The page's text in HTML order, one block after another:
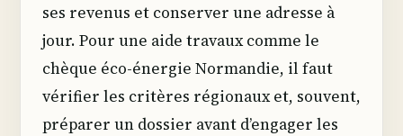
ses revenus et conserver une adresse à
jour. Pour une aide travaux comme le
chèque éco-énergie Normandie, il faut
vérifier les critères régionaux et, souvent,
préparer un dossier avant d’engager les